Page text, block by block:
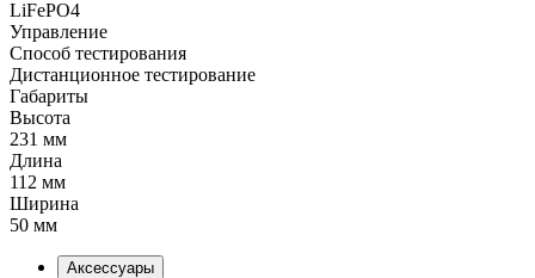
LiFePO4
Управление
Способ тестирования
Дистанционное тестирование
Габариты
Высота
231 мм
Длина
112 мм
Ширина
50 мм
Аксессуары